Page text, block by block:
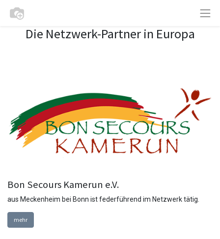
Die Netzwerk-Partner in Europa
Bon Secours Kamerun e.V.
aus Meckenheim bei Bonn ist federführend im Netzwerk tätig.
mehr